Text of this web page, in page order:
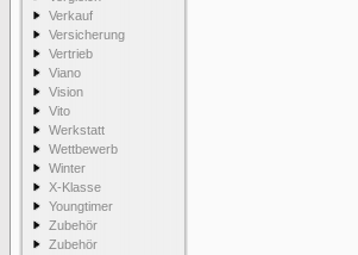
Verkauf
Versicherung
Vertrieb
Viano
Vision
Vito
Werkstatt
Wettbewerb
Winter
X-Klasse
Youngtimer
Zubehör
Zubehör